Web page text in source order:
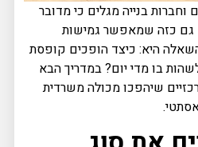
בנייה מגלים כי מדובר
גם כזה שמאפשר גמישות
היא: כיצד הופכים קופסת
בו מדי יום? במדריך הבא
שיהפכו מכולה משרדית